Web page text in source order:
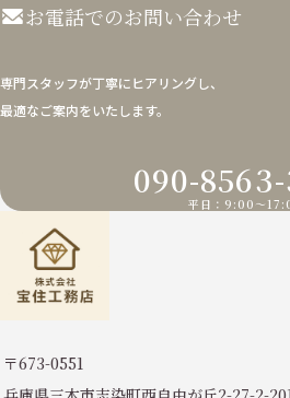
お電話でのお問い合わせ
専門スタッフが丁寧にヒアリングし、
最適なご案内をいたします。
090-
平日：9:00〜
〒673-0551